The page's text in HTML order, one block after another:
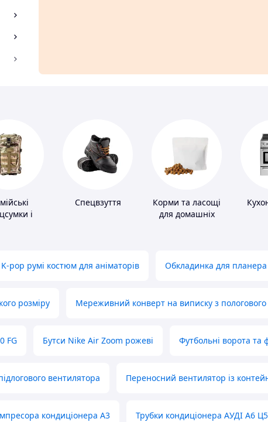
і
Спецвзуття
Корми та ласощі
для домашніх
K-pop румі костюм для аніматорів Обкладинка для планера
розміру Мереживний конверт на виписку з пологового
FG Бутси Nike Air Zoom рожеві Футбольні ворота та
вентилятора Переносний вентилятор із
кондиціонера А3 Трубки кондиціонера АУДІ А6 Ц5